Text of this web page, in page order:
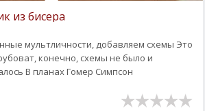
из бисера
мультличности, добавляем схемы Это
конечно, схемы не было и
В планах Гомер Симпсон